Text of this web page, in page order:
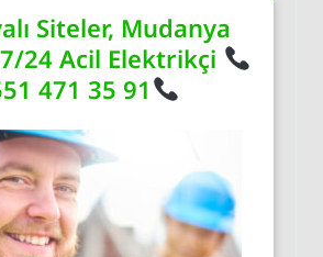
Siteler, Mudanya
24 Acil Elektrikçi
471 35 91